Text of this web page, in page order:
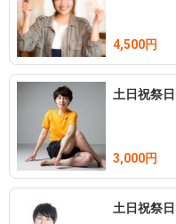
※①のみ、②のみ、①②両方の
※駐車スペース5台あり。6台
ご紹介させていただきます。
※ご入室時刻が遅くなりそう
いします。ご連絡なく1時間
ていただく場合がございます。
※施設の利用詳細、キャンセ
記載されている利用規約に
します。
4,500円
土日祝祭
3,000円
土日祝祭